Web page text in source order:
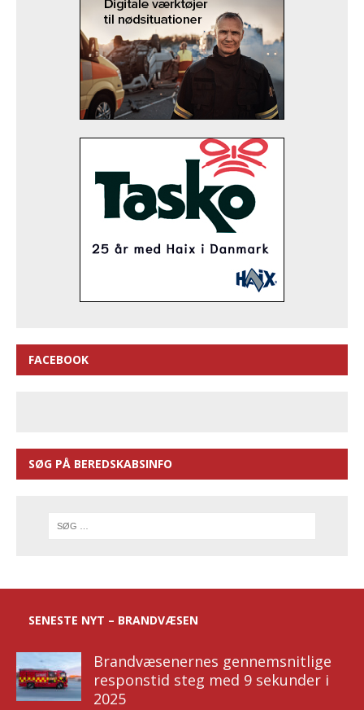
FACEBOOK
SØG PÅ BEREDSKABSINFO
SENESTE NYT – BRANDVÆSEN
Brandvæsenernes gennemsnitlige
responstid steg med 9 sekunder i
2025